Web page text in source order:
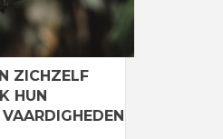
ZICHZELF
HUN